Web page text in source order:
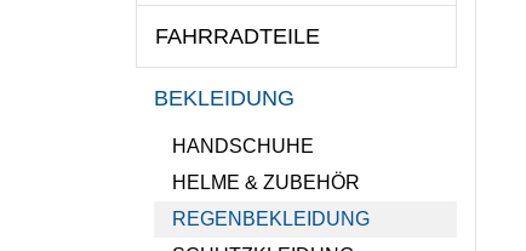
FAHRRADTEILE
BEKLEIDUNG
HANDSCHUHE
HELME & ZUBEHÖR
REGENBEKLEIDUNG